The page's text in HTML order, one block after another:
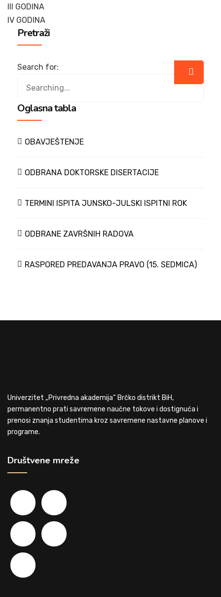
III GODINA
IV GODINA
Pretraži
Search for:
Oglasna tabla
OBAVJEŠTENJE
ODBRANA DOKTORSKE DISERTACIJE
TERMINI ISPITA JUNSKO-JULSKI ISPITNI ROK
ODBRANE ZAVRŠNIH RADOVA
RASPORED PREDAVANJA PRAVO (15. SEDMICA)
Univerzitet „Privredna akademija“ Brčko distrikt BiH,
permanentno prati savremene naučne tokove i dostignuća i
prenosi znanja studentima kroz savremene nastavne planove i
programe.
Društvene mreže